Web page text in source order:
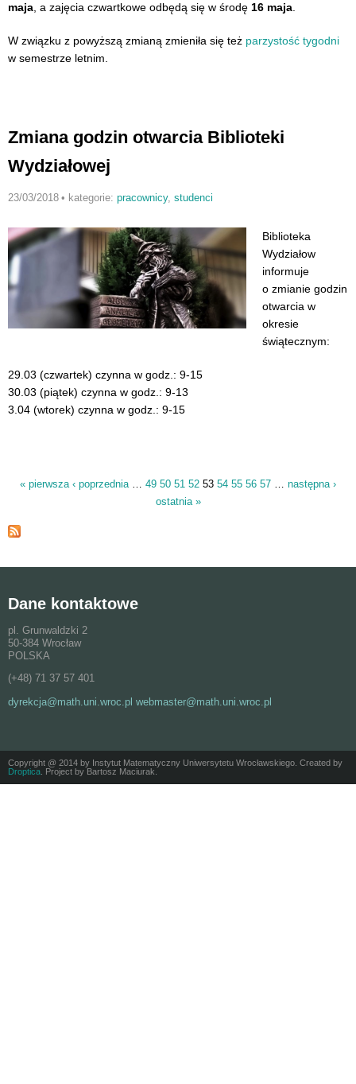
maja, a zajęcia czwartkowe odbędą się w środę 16 maja.
W związku z powyższą zmianą zmieniła się też parzystość tygodni
w semestrze letnim.
Zmiana godzin otwarcia Biblioteki
Wydziałowej
23/03/2018 • kategorie: pracownicy, studenci
Biblioteka
Wydziałow
informuje
o zmianie godzin
otwarcia w
okresie
świątecznym:
29.03 (czwartek) czynna w godz.: 9-15
30.03 (piątek) czynna w godz.: 9-13
3.04 (wtorek) czynna w godz.: 9-15
« pierwsza ‹ poprzednia 49 50 51 52 53 54 55 56 57
następna ›
ostatnia »
Dane kontaktowe
pl. Grunwaldzki 2
50-384 Wrocław
POLSKA
(+48) 71 37 57 401
dyrekcja@math.uni.wroc.pl webmaster@math.uni.wroc.pl
Copyright @ 2014 by Instytut Matematyczny Uniwersytetu Wrocławskiego. Created by
Droptica . Project by Bartosz Maciurak.